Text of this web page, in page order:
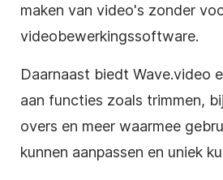
maken van video's zonder
videobewerkingssoftware.
Daarnaast biedt Wave.video
aan functies zoals trimmen,
overs en meer waarmee
kunnen aanpassen en uniek